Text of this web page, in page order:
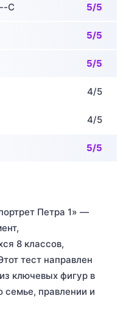
С 5/5
5/5
5/5
4/5
4/5
5/5
Петра 1» —
8 классов,
тест направлен
ключевых фигур в
семье, правлении и